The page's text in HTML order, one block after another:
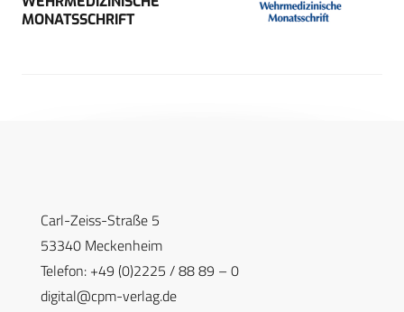
MONATSSCHRIFT
Carl-Zeiss-Straße 5
53340 Meckenheim
Telefon: +49 (0)2225 / 88 89 – 0
digital@cpm-verlag.de